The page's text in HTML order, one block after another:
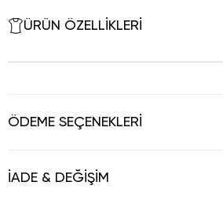
ÜRÜN ÖZELLIKLERI
ÖDEME SEÇENEKLERI
İADE & DEĞIŞIM